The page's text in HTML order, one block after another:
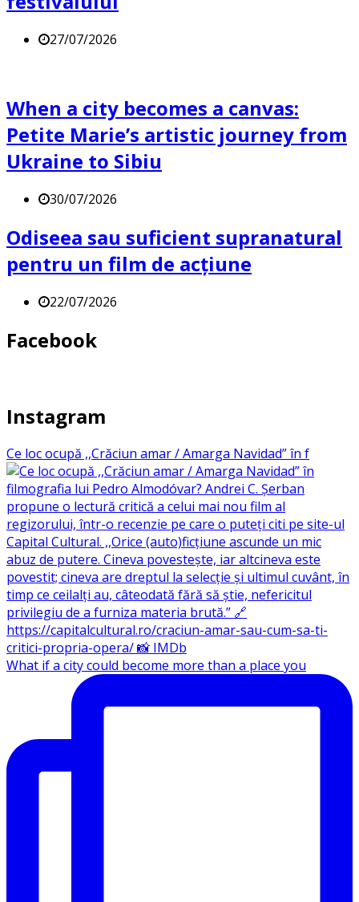
27/07/2026
When a city becomes a canvas:
Petite Marie’s artistic journey from
Ukraine to Sibiu
30/07/2026
Odiseea sau suficient supranatural
pentru un film de acțiune
22/07/2026
Facebook
Instagram
Ce loc ocupă ,,Crăciun amar / Amarga Navidad” în f
What if a city could become more than a place you